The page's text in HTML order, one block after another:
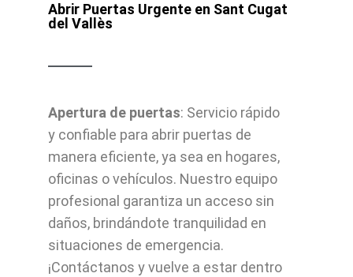
Abrir Puertas Urgente en Sant Cugat
del Vallès
Apertura de puertas: Servicio rápido
y confiable para abrir puertas de
manera eficiente, ya sea en hogares,
oficinas o vehículos. Nuestro equipo
profesional garantiza un acceso sin
daños, brindándote tranquilidad en
situaciones de emergencia.
¡Contáctanos y vuelve a estar dentro